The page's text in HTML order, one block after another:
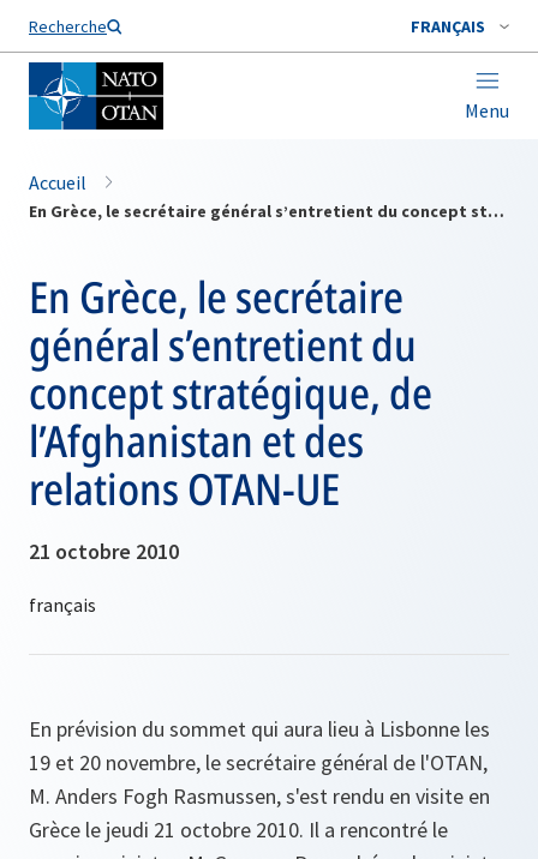
Recherche FRANÇAIS
Menu
Nom de famille*
Accueil
En Grèce, le secrétaire général s’entretient du concept stratégique, de l’Afghanistan et des relations OTAN-UE
En Grèce, le secrétaire
général s’entretient du
concept stratégique, de
l’Afghanistan et des
relations OTAN-UE
21 octobre 2010
En prévision du sommet qui aura lieu à Lisbonne les
19 et 20 novembre, le secrétaire général de l'OTAN,
M. Anders Fogh Rasmussen, s'est rendu en visite en
Grèce le jeudi 21 octobre 2010. Il a rencontré le